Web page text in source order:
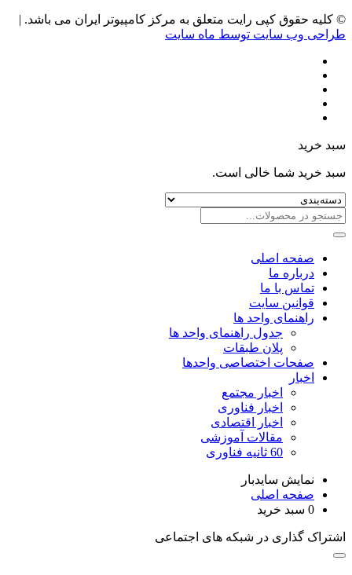
© کلیه حقوق کپی رایت متعلق به مرکز کامپیوتر ایران می باشد. |
طراحی وب سایت توسط ماه سایت
سبد خرید
سبد خرید شما خالی است.
صفحه اصلی
درباره ما
تماس با ما
قوانین سایت
راهنمای واحد ها
جدول راهنمای واحد ها
پلان طبقات
صفحات اختصاصی واحدها
اخبار
اخبار مجتمع
اخبار فناوری
اخبار اقتصادی
مقالات آموزشی
60 ثانیه فناوری
نمایش سایدبار
صفحه اصلی
0 سبد خرید
اشتراک گذاری در شبکه های اجتماعی